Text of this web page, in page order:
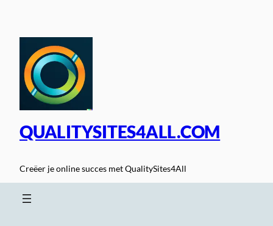
inhoud
QUALITYSITES4ALL.COM
Creëer je online succes met QualitySites4All